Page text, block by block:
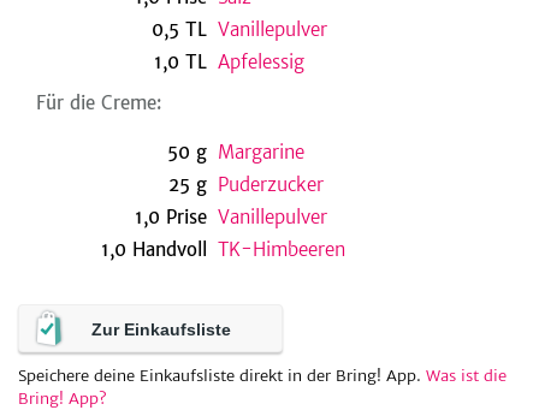
0,5 TL Vanillepulver
1,0 TL Apfelessig
Für die Creme:
50 g Margarine
25 g Puderzucker
1,0 Prise Vanillepulver
1,0 Handvoll TK-Himbeeren
Zur Einkaufsliste
Speichere deine Einkaufsliste direkt in der Bring! App. Was ist die
Bring! App?